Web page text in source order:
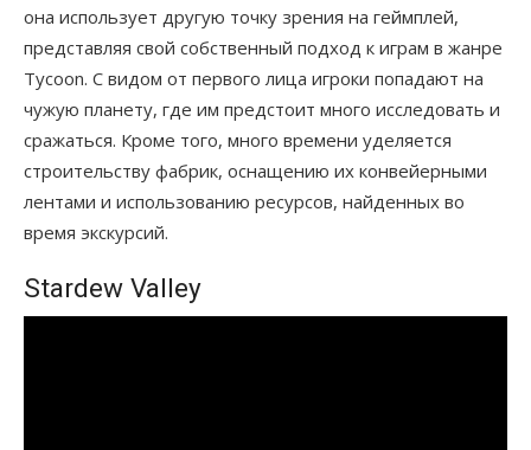
она использует другую точку зрения на геймплей,
представляя свой собственный подход к играм в жанре
Tycoon. С видом от первого лица игроки попадают на
чужую планету, где им предстоит много исследовать и
сражаться. Кроме того, много времени уделяется
строительству фабрик, оснащению их конвейерными
лентами и использованию ресурсов, найденных во
время экскурсий.
Stardew Valley